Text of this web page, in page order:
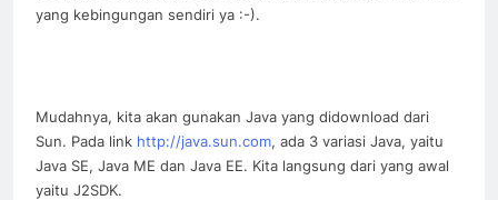
yang kebingungan sendiri ya :-).
Mudahnya, kita akan gunakan Java yang didownload dari
Sun. Pada link http://java.sun.com, ada 3 variasi Java, yaitu
Java SE, Java ME dan Java EE. Kita langsung dari yang awal
yaitu J2SDK.